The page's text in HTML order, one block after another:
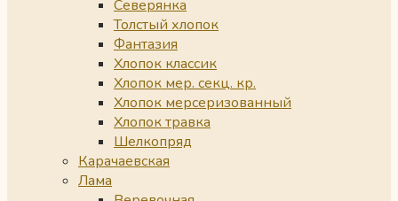
Северянка
Толстый хлопок
Фантазия
Хлопок классик
Хлопок мер. секц. кр.
Хлопок мерсеризованный
Хлопок травка
Шелкопряд
Карачаевская
Лама